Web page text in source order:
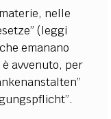
nelle
(leggi
emanano
avvenuto, per